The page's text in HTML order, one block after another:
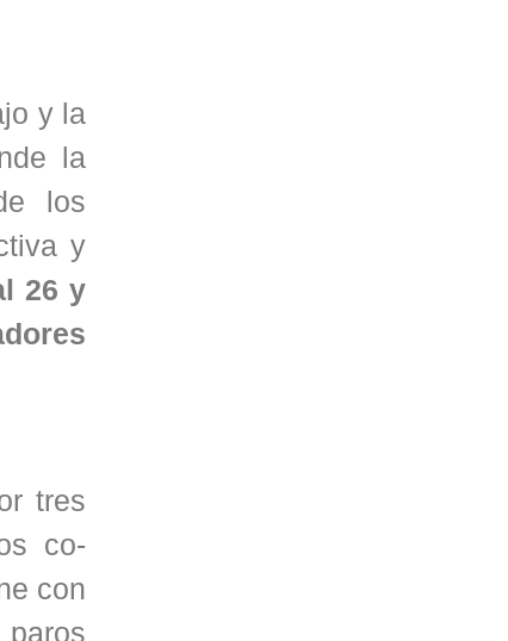
y la
la
los
y
26 y
tres
co-
con